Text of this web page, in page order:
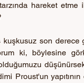
hareket etme
kuşkusuz son
ki, böylesine
Proust'un